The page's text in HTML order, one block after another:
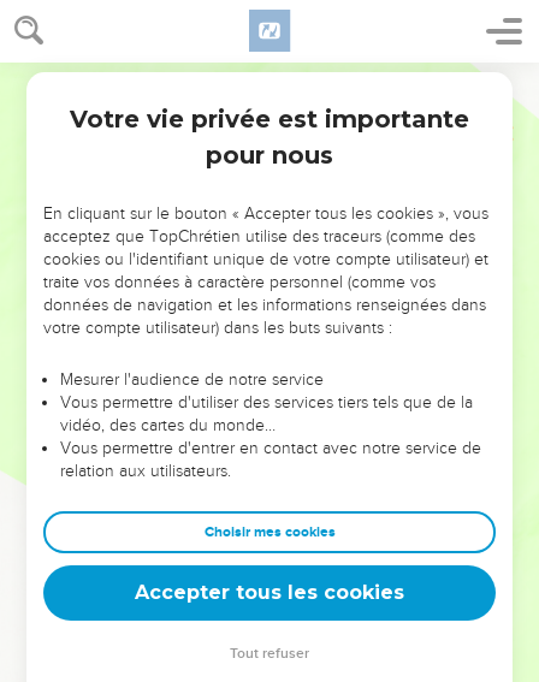
NE MANQUEZ PAS L’ÉVÉNEMENT
DE L’ANNÉE !
ET SI LEURS ERREURS POUVAIENT VOUS ÉVITER LES
VOTRES ?
leur foi ou leur vision. Mais on voit moins les doutes, les erreurs
et les saisons difficiles qu'ils ont traversés, alors même que ce
sont elles qui les ont façonnés.
Dans cette conférence, leaders, entrepreneurs, et responsables
clés pour avancer avec plus de sagesse afin que leurs erreurs
deviennent vos tremplins. Que vous guidiez un ministère, une
équipe, un groupe ou une famille, leur expérience est faite
Votre vie privée est importante
pour nous
En cliquant sur le bouton « Accepter tous les cookies », vous
acceptez que TopChrétien utilise des traceurs (comme des
cookies ou l'identifiant unique de votre compte utilisateur) et
traite vos données à caractère personnel (comme vos
données de navigation et les informations renseignées dans
votre compte utilisateur) dans les buts suivants :
Mesurer l'audience de notre service
Vous permettre d'utiliser des services tiers tels que de la
vidéo, des cartes du monde…
Vous permettre d'entrer en contact avec notre service de
relation aux utilisateurs.
Choisir mes cookies
Accepter tous les cookies
Tout refuser